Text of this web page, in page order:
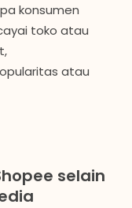
konsumen
toko atau
atau
selain